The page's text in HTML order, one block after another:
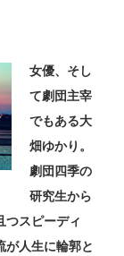
女優、そし
て劇団主宰
でもある大
畑ゆかり。
劇団四季の
研究生から
つスピーディ
が人生に輪郭と